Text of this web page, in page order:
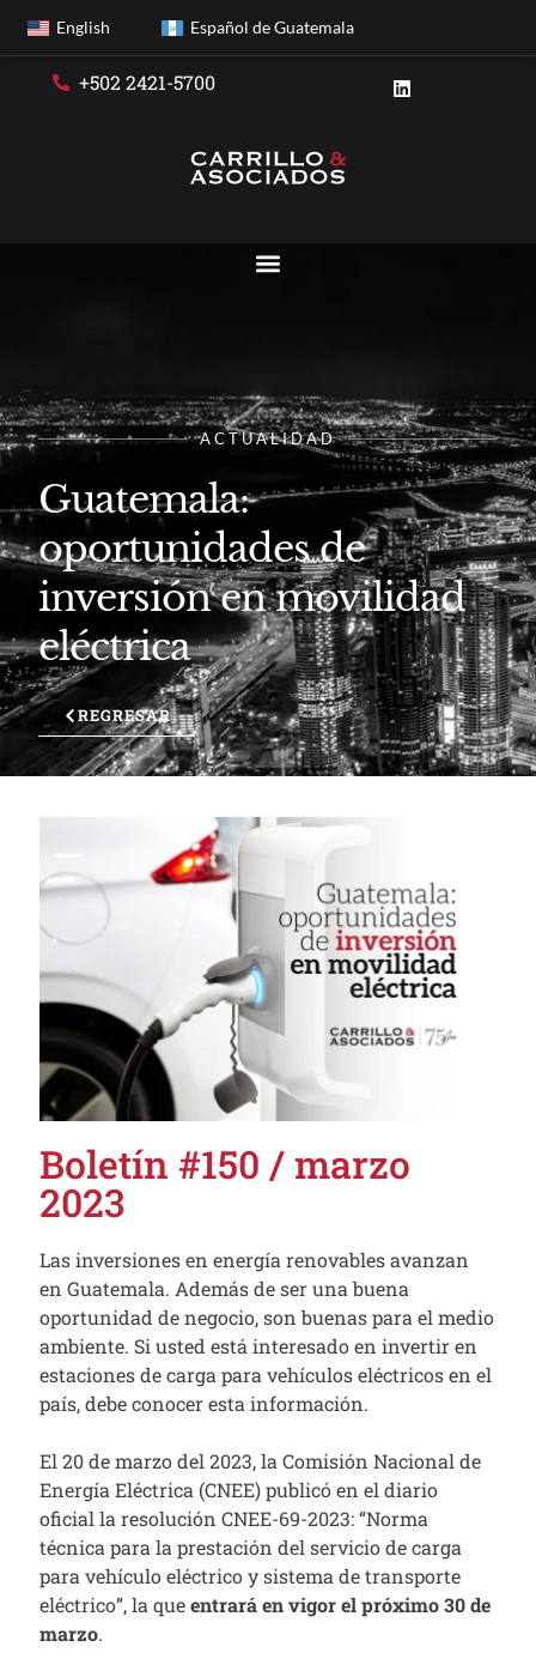
English Español de Guatemala
+502 2421-5700
ACTUALIDAD
Guatemala:
oportunidades de
inversión en movilidad
eléctrica
REGRESAR
Boletín #150 / marzo
2023
Las inversiones en energía renovables avanzan
en Guatemala. Además de ser una buena
oportunidad de negocio, son buenas para el medio
ambiente. Si usted está interesado en invertir en
estaciones de carga para vehículos eléctricos en el
país, debe conocer esta información.
El 20 de marzo del 2023, la Comisión Nacional de
Energía Eléctrica (CNEE) publicó en el diario
oficial la resolución CNEE-69-2023: “Norma
técnica para la prestación del servicio de carga
para vehículo eléctrico y sistema de transporte
eléctrico”, la queentrará en vigor el próximo 30 de
marzo.